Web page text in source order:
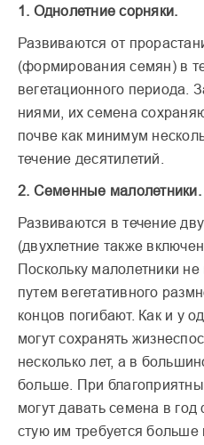
1. Однолетние сорняки.
Развиваются от
(форми­рования семян) в
вегетационного пери­ода.
ниями, их семена
почве как минимум
течение десятилетий.
2. Семенные малолетники.
Развиваются в течение
(двухлетние также
Поскольку малолетники
путем вегетативного
концов погиба­ют. Как и у
могут сохранять
несколько лет, а в
больше. При
могут давать семена в
стую им требуется больше